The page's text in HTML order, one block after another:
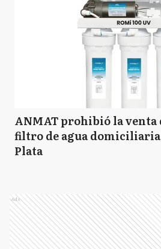
ANMAT prohibió la venta
filtro de agua
Plata
Ads